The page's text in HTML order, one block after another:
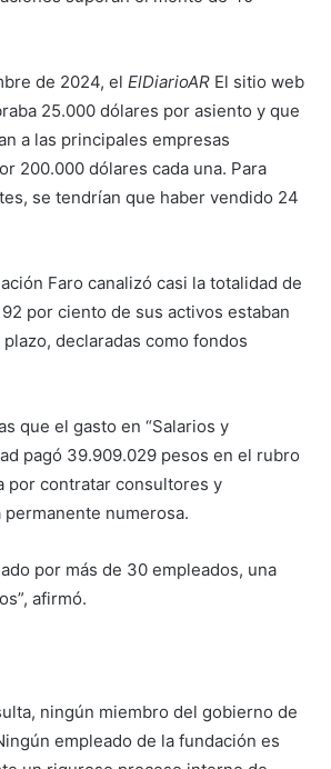
de 2024, el ElDiarioAR El sitio web
25.000 dólares por asiento y que
a las principales empresas
200.000 dólares cada una. Para
se tendrían que haber vendido 24
Faro canalizó casi la totalidad de
por ciento de sus activos estaban
declaradas como fondos
que el gasto en “Salarios y
pagó 39.909.029 pesos en el rubro
por contratar consultores y
numerosa.
por más de 30 empleados, una
afirmó.
ningún miembro del gobierno de
empleado de la fundación es